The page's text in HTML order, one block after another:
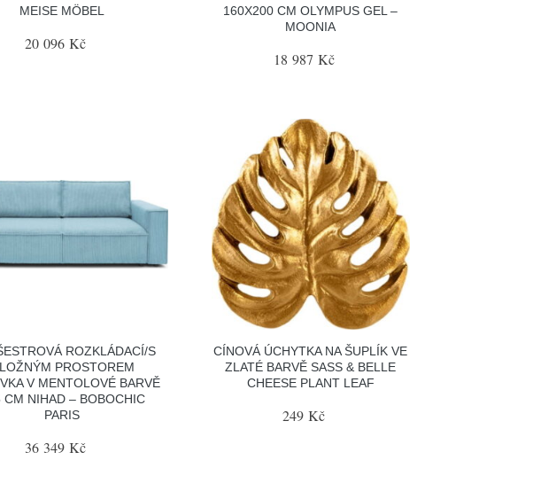
MEISE MÖBEL
20 096 Kč
160X200 CM OLYMPUS GEL –
MOONIA
18 987 Kč
ROZKLÁDACÍ/S
PROSTOREM
V MENTOLOVÉ BARVĚ
CM NIHAD – BOBOCHIC
PARIS
36 349 Kč
CÍNOVÁ ÚCHYTKA NA ŠUPLÍK VE
ZLATÉ BARVĚ SASS & BELLE
CHEESE PLANT LEAF
249 Kč